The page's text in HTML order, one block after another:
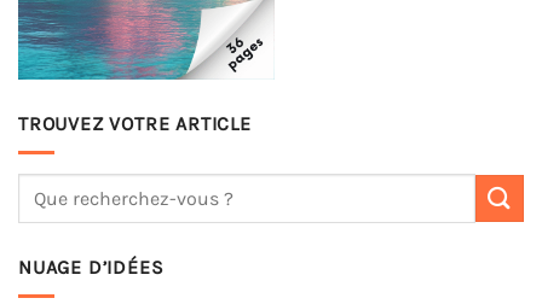
TROUVEZ VOTRE ARTICLE
NUAGE D’IDÉES